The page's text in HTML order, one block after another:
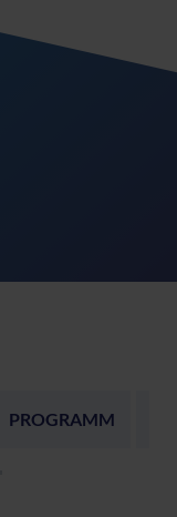
PROGRAMM